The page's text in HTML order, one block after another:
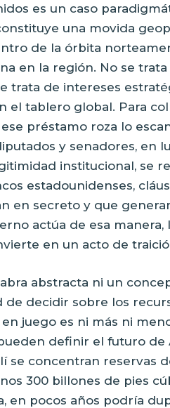
es un caso
una movida
de la órbita
en la región. No se
trata de intereses
el tablero global. Para
préstamo roza lo
y senadores, en
institucional, se
estadounidenses,
en secreto y que
actúa de esa manera,
en un acto de
abstracta ni un
de decidir sobre los
juego es ni más ni
definir el futuro de
se concentran reservas
300 billones de pies
en pocos años podría